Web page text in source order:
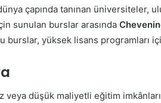
çapında tanınan üniversiteler,
sunulan burslar arasında
burslar, yüksek lisans programları
veya düşük maliyetli eğitim